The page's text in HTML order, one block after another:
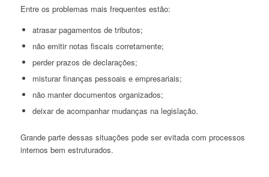
Entre os problemas mais frequentes estão:
atrasar pagamentos de tributos;
não emitir notas fiscais corretamente;
perder prazos de declarações;
misturar finanças pessoais e empresariais;
não manter documentos organizados;
deixar de acompanhar mudanças na legislação.
Grande parte dessas situações pode ser evitada com processos
internos bem estruturados.